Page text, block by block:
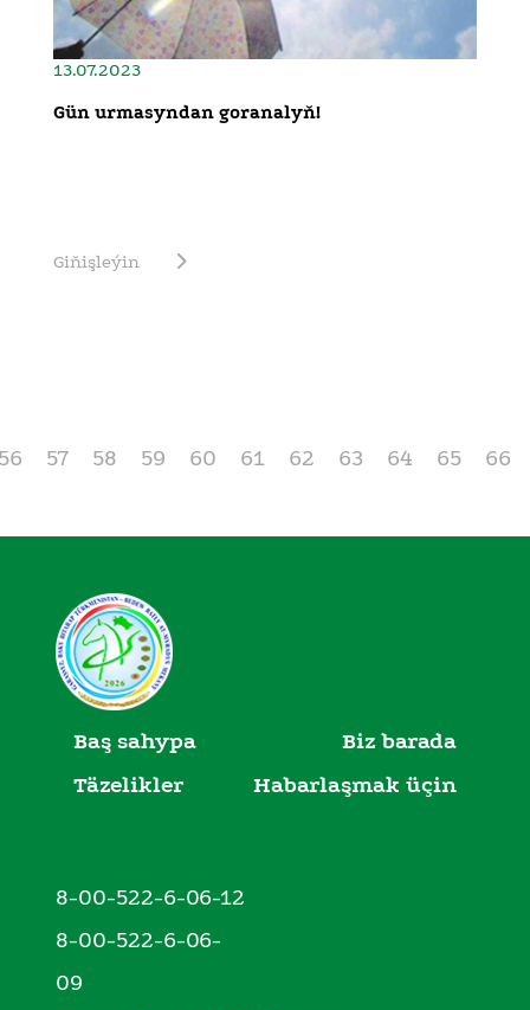
13.07.2023
Gün urmasyndan goranalyň!
Giňişleýin
57 58 59 60 61 62 63 64 65 66
Baş sahypa
Biz barada
Täzelikler
Habarlaşmak üçin
8-00-522-6-06-12
8-00-522-6-06-
09